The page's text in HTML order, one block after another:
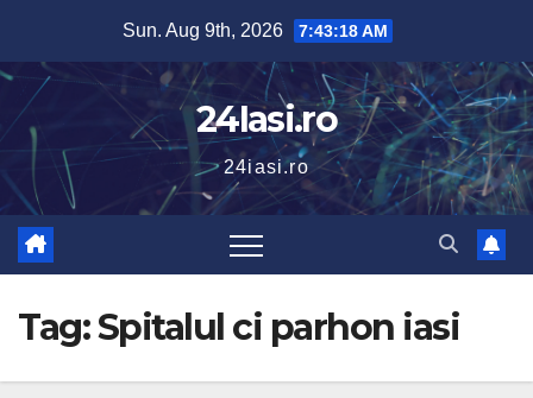
content
Sun. Aug 9th, 2026 7:43:19 AM
24Iasi.ro
24iasi.ro
Tag:Spitalul ci parhon iasi